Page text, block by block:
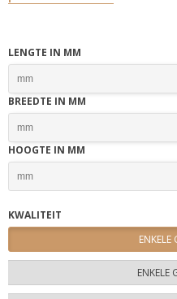
LENGTE IN MM
BREEDTE IN MM
HOOGTE IN MM
KWALITEIT
ENKELE